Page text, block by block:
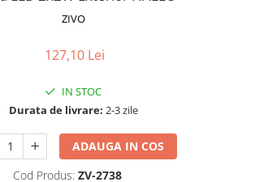
ZIVO
127,10 Lei
IN STOC
Durata de livrare: 2-3 zile
ADAUGA IN COS
Cod Produs: ZV-2738